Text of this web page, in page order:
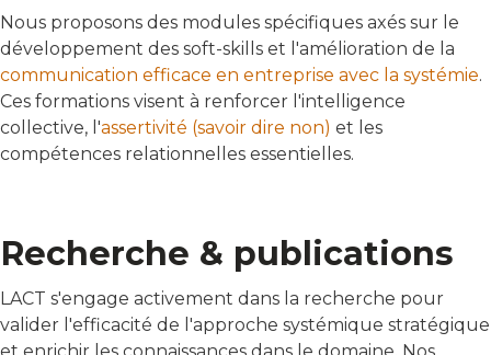
Nous proposons des modules spécifiques axés sur le
développement des soft-skills et l'amélioration de la
communication efficace en entreprise avec la systémie.
Ces formations visent à renforcer l'intelligence
collective, l'assertivité (savoir dire non) et les
compétences relationnelles essentielles.
Recherche & publications
LACT s'engage activement dans la recherche pour
valider l'efficacité de l'approche systémique stratégique